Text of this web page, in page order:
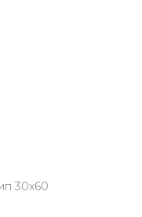
30x60